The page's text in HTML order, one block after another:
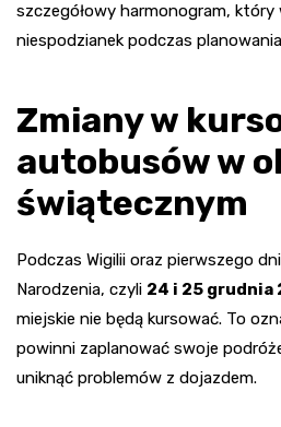
szczegółowy harmonogram,
niespodzianek podczas
Zmiany w
autobusów w
świątecznym
Podczas Wigilii oraz pierwszego
Narodzenia, czyli 24 i 25 grudnia
miejskie nie będą kursować. To
powinni zaplanować swoje
uniknąć problemów z dojazdem.